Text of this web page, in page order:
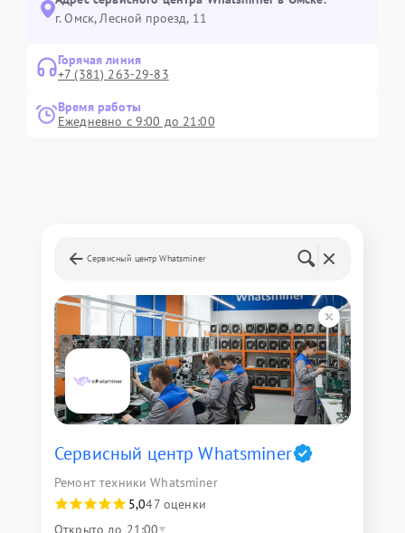
г. Омск, ​Лесной проезд, 11
Горячая линия
+7 (381) 263-29-83
Время работы
Ежедневно с 9:00 до 21:00
Сервисный центр Whatsminer
Сервисный центр Whatsminer
Ремонт техники Whatsminer
5,047 оценки
Открыто до 21:00